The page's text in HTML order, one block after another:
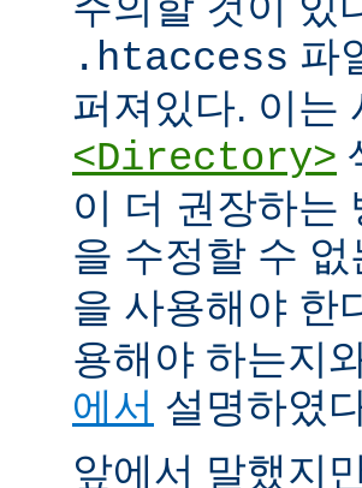
.htaccess 파
퍼져있다. 이는
<Directory>
이 더 권장하는
을 수정할 수
을 사용해야 한
용해야 하는지
에서 설명하였
앞에서 말했지